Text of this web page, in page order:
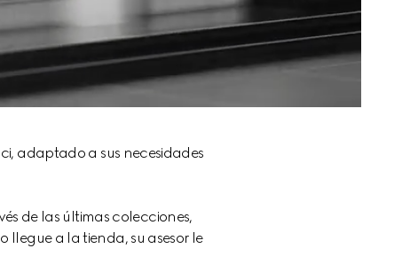
adaptado a sus necesidades
de las últimas colecciones,
llegue a la tienda, su asesor le